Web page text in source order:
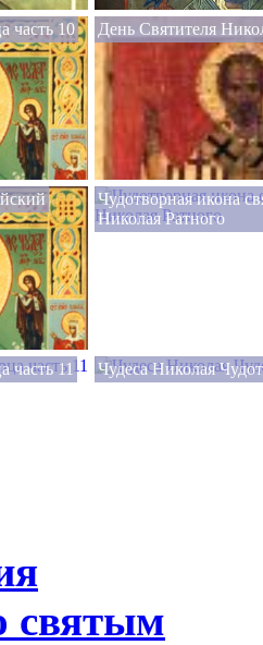
часть 10 День Святителя
Чудотворная икона
Николая Ратного
часть 11 Чудеса Николая
святым